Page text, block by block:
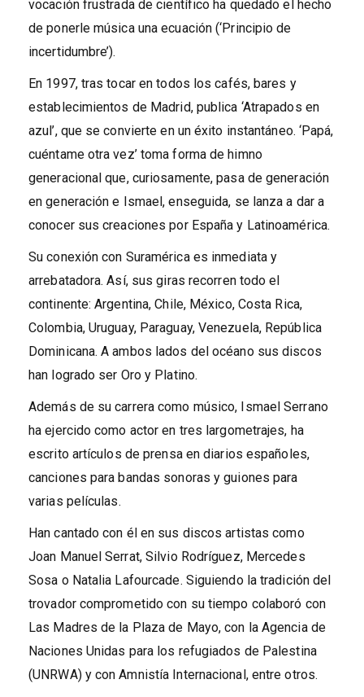
vocación frustrada de científico ha quedado el hecho
de ponerle música una ecuación (‘Principio de
incertidumbre’).
En 1997, tras tocar en todos los cafés, bares y
establecimientos de Madrid, publica ‘Atrapados en
azul’, que se convierte en un éxito instantáneo. ‘Papá,
cuéntame otra vez’ toma forma de himno
generacional que, curiosamente, pasa de generación
en generación e Ismael, enseguida, se lanza a dar a
conocer sus creaciones por España y Latinoamérica.
Su conexión con Suramérica es inmediata y
arrebatadora. Así, sus giras recorren todo el
continente: Argentina, Chile, México, Costa Rica,
Colombia, Uruguay, Paraguay, Venezuela, República
Dominicana. A ambos lados del océano sus discos
han logrado ser Oro y Platino.
Además de su carrera como músico, Ismael Serrano
ha ejercido como actor en tres largometrajes, ha
escrito artículos de prensa en diarios españoles,
canciones para bandas sonoras y guiones para
varias películas.
Han cantado con él en sus discos artistas como
Joan Manuel Serrat, Silvio Rodríguez, Mercedes
Sosa o Natalia Lafourcade. Siguiendo la tradición del
trovador comprometido con su tiempo colaboró con
Las Madres de la Plaza de Mayo, con la Agencia de
Naciones Unidas para los refugiados de Palestina
(UNRWA) y con Amnistía Internacional, entre otros.